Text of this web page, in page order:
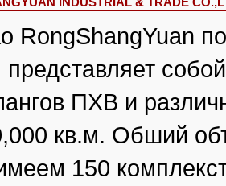
по
ПХВ и
кв.м. Обший
150